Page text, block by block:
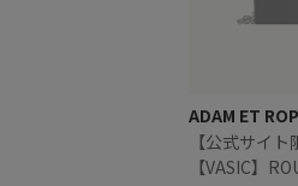
ADAM ET
【公式サイト
【VASIC】